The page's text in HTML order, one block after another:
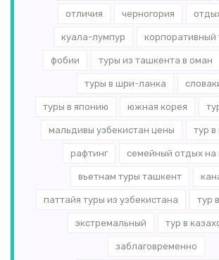
отличия черногория
куала-лумпур корпоративный
фобии туры из ташкента в оман
туры в шри-ланка
туры в японию южная корея
мальдивы узбекистан цены тур
рафтинг семейный отдых на
вьетнам туры ташкент
паттайя туры из узбекистана тур
экстремальный тур в
заблаговременно